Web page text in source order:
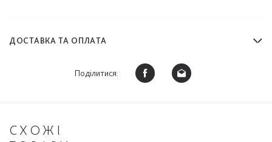
ДОСТАВКА ТА ОПЛАТА
Поділитися:
СХОЖІ